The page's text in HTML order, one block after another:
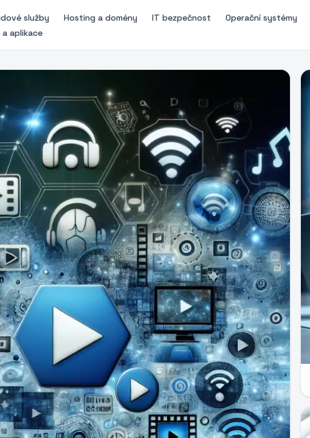
služby Hosting a domény IT bezpečnost Operační systémy
aplikace